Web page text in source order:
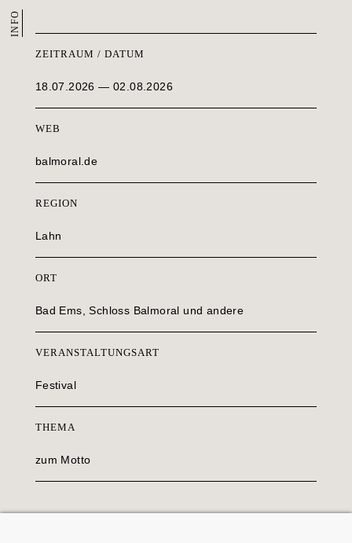
ZEITRAUM / DATUM
18.07.2026 — 02.08.2026
WEB
balmoral.de
REGION
Lahn
ORT
Bad Ems, Schloss Balmoral und andere
VERANSTALTUNGSART
Festival
THEMA
zum Motto
INFO